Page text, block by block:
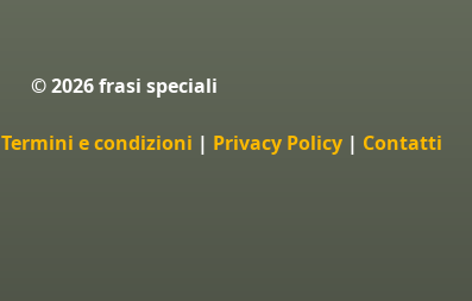
© 2026 frasi speciali
Termini e condizioni | Privacy Policy | Contatti